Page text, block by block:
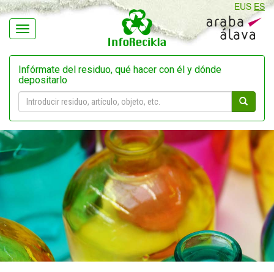
Navegación
EUS ES
Infórmate del residuo, qué hacer con él y dónde
depositarlo